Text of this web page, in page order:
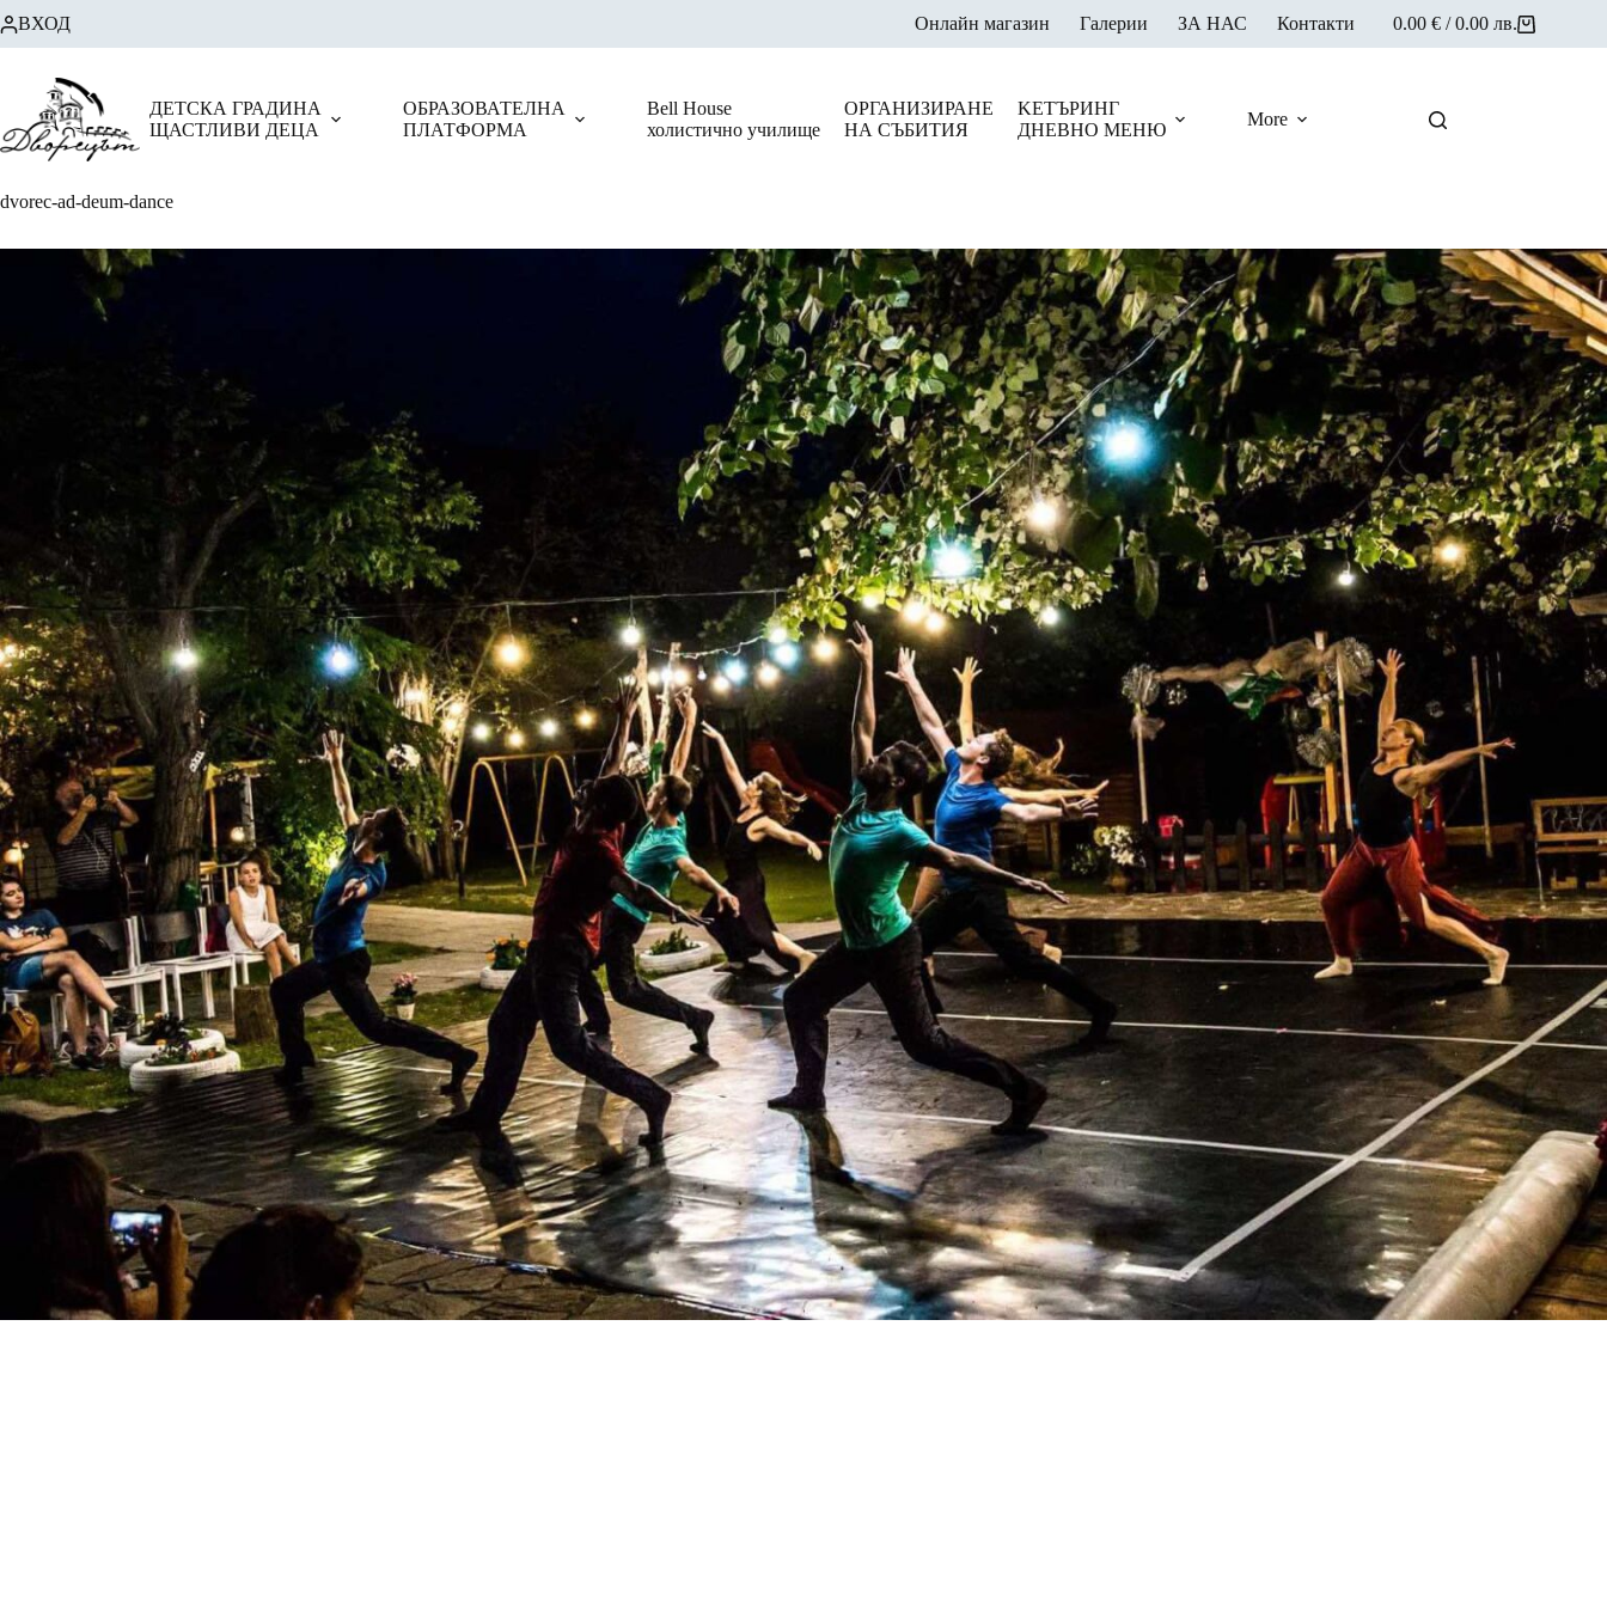
to
content
ВХОД Онлайн магазин Галерии ЗА НАС Контакти
Shopping
cart
0.00 € / 0.00 лв.
ДЕТСКА ГРАДИНА
ЩАСТЛИВИ ДЕЦА
ОБРАЗОВАТЕЛНА
ПЛАТФОРМА
Bell House
холистично училище
ОРГАНИЗИРАНЕ
НА СЪБИТИЯ
KЕТЪРИНГ
ДНЕВНО МЕНЮ
More
dvorec-ad-deum-dance